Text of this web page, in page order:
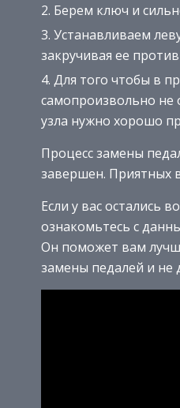
Берем ключ и
Устанавливаем
закручивая ее
Для того чтобы в
самопроизвольно не
узла нужно хорошо
Процесс замены
завершен. Приятных
Если у вас остались
ознакомьтесь с
Он поможет вам
замены педалей и не